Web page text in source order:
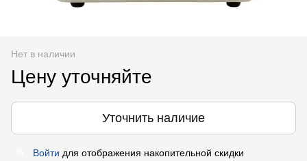
Нет в наличии
Цену уточняйте
Уточнить наличие
Войти для отображения накопительной скидки